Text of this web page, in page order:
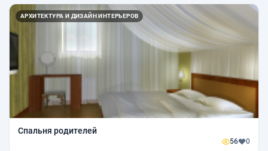
АРХИТЕКТУРА И ДИЗАЙН ИНТЕРЬЕРОВ
Спальня родителей
56 0